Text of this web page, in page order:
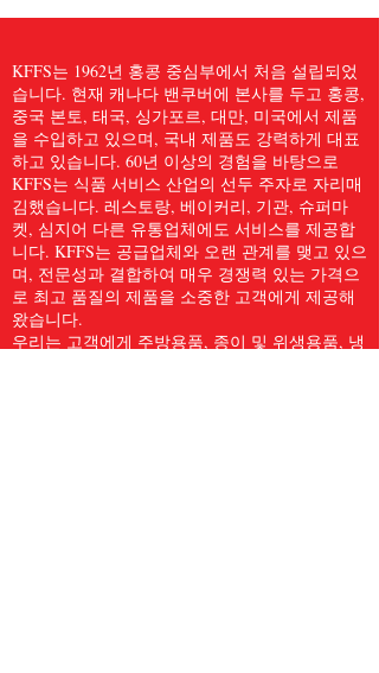
KFFS는 1962년 홍콩 중심부에서 처음 설립되었
습니다. 현재 캐나다 밴쿠버에 본사를 두고 홍콩,
중국 본토, 태국, 싱가포르, 대만, 미국에서 제품
을 수입하고 있으며, 국내 제품도 강력하게 대표
하고 있습니다. 60년 이상의 경험을 바탕으로
KFFS는 식품 서비스 산업의 선두 주자로 자리매
김했습니다. 레스토랑, 베이커리, 기관, 슈퍼마
켓, 심지어 다른 유통업체에도 서비스를 제공합
니다. KFFS는 공급업체와 오랜 관계를 맺고 있으
며, 전문성과 결합하여 매우 경쟁력 있는 가격으
로 최고 품질의 제품을 소중한 고객에게 제공해
왔습니다.
우리는 고객에게 주방용품, 종이 및 위생용품, 냉